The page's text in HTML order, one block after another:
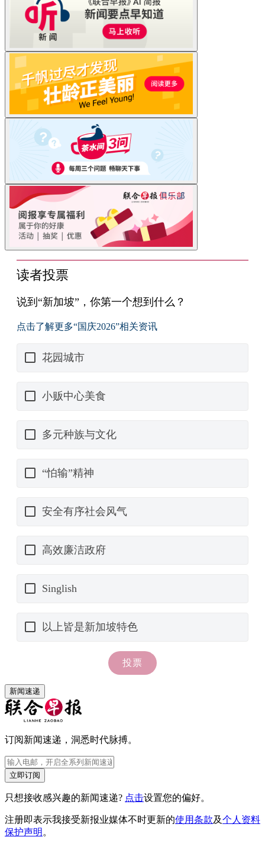
新闻速递
订阅新闻速递，洞悉时代脉搏。
立即订阅
只想接收感兴趣的新闻速递? 点击设置您的偏好。
注册即表示我接受新报业媒体不时更新的使用条款及个人资料
保护声明 。